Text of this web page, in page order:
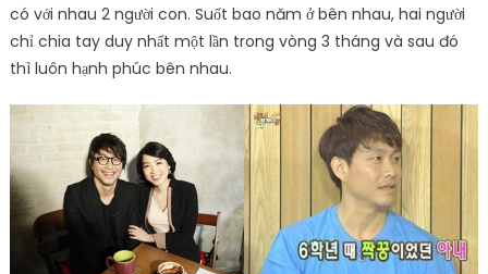
có với nhau 2 người con. Suốt bao năm ở bên nhau, hai người
chỉ chia tay duy nhất một lần trong vòng 3 tháng và sau đó
thì luôn hạnh phúc bên nhau.